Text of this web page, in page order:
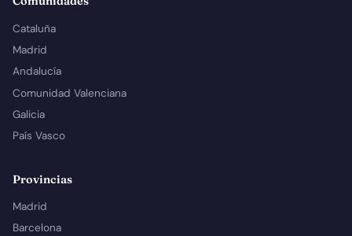
Cataluña
Madrid
Andalucía
Comunidad Valenciana
Galicia
País Vasco
Provincias
Madrid
Barcelona